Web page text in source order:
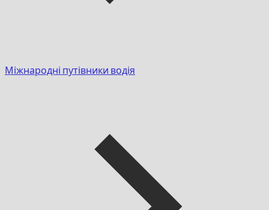
Міжнародні путівники водія